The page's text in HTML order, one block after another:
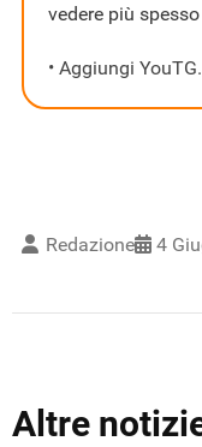
vedere più
• Aggiungi
Redazione 4
Altre